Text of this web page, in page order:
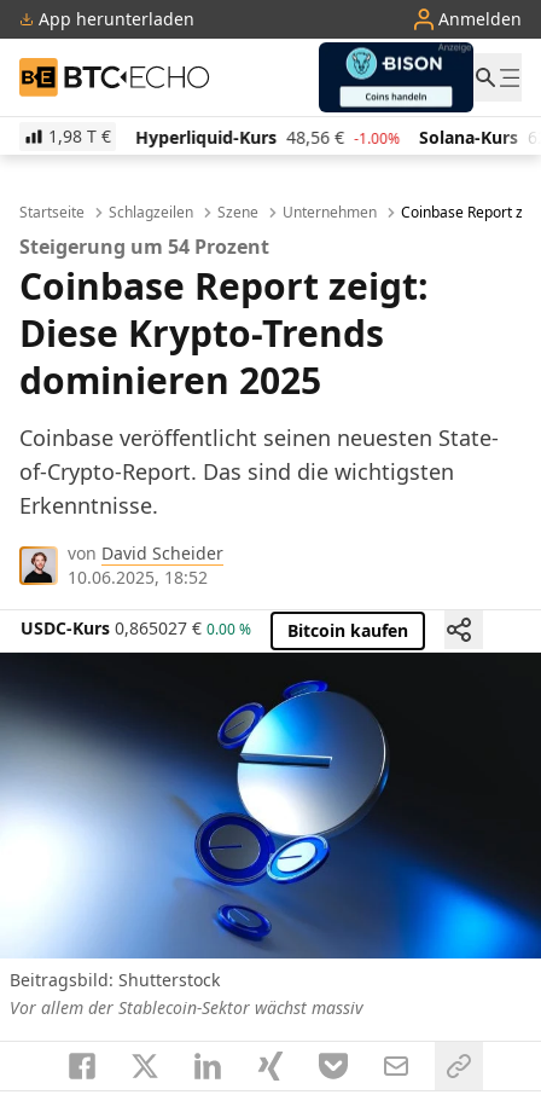
App herunterladen Anmelden
BTC-ECHO
1,98 T €
Hyperliquid-Kurs 48,56 € -1.00% Solana-Kurs 62,94 € -1.70%
Startseite Schlagzeilen Szene Unternehmen Coinbase Report
Steigerung um 54 Prozent
Coinbase Report zeigt:
Diese Krypto-Trends
dominieren 2025
Coinbase veröffentlicht seinen neuesten State-
of-Crypto-Report. Das sind die wichtigsten
Erkenntnisse.
von David Scheider
10.06.2025, 18:52
USDC-Kurs 0,865027 € 0.00 % Bitcoin kaufen
Beitragsbild: Shutterstock
Vor allem der Stablecoin-Sektor wächst massiv